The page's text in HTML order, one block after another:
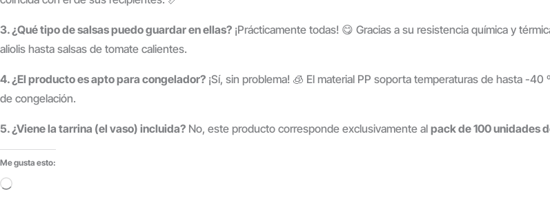
3. ¿Qué tipo de salsas puedo guardar en ellas? ¡Prácticamente todas! 😋 Gracias a su resistencia química y
aliolis hasta salsas de tomate calientes.
4. ¿El producto es apto para congelador? ¡Sí, sin problema! 🧊 El material PP soporta temperaturas de hasta -
de congelación.
5. ¿Viene la tarrina (el vaso) incluida? No, este producto corresponde exclusivamente al pack de 100 unidades
Me gusta esto:
Cargando...